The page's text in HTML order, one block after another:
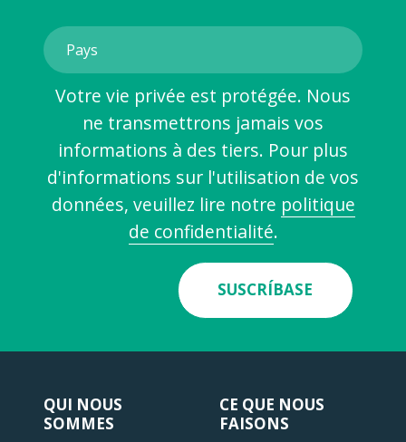
Votre vie privée est protégée. Nous
ne transmettrons jamais vos
informations à des tiers. Pour plus
d'informations sur l'utilisation de vos
données, veuillez lire notre politique
de confidentialité.
SUSCRÍBASE
QUI NOUS
SOMMES
CE QUE NOUS
FAISONS